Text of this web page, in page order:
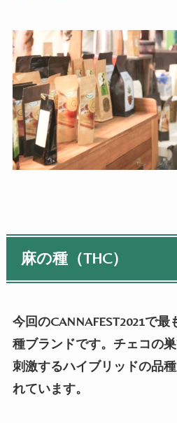
麻の種（THC）
今回のCANNAFEST2021で最
種ブランドです。チェコの
刺激するハイブリッドの品
れています。